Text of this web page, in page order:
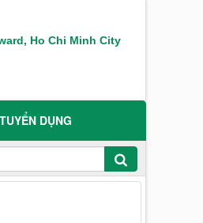
Ho Chi Minh City
TUYỂN DỤNG